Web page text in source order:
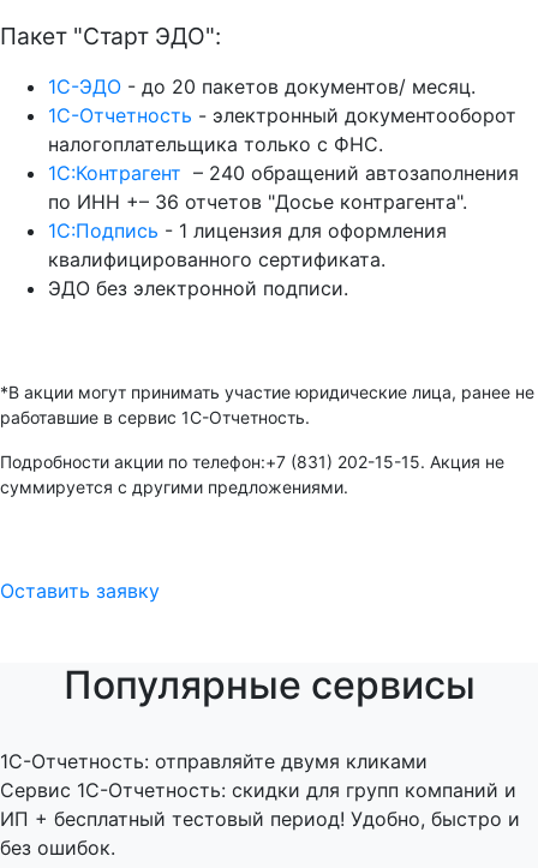
Пакет "Старт ЭДО":
1С-ЭДО - до 20 пакетов документов/ месяц.
1С-Отчетность - электронный документооборот
налогоплательщика только с ФНС.
1С:Контрагент – 240 обращений автозаполнения
по ИНН +– 36 отчетов "Досье контрагента".
1С:Подпись - 1 лицензия для оформления
квалифицированного сертификата.
ЭДО без электронной подписи.
*В акции могут принимать участие юридические лица, ранее не
работавшие в сервис 1С-Отчетность.
Подробности акции по телефон:+7 (831) 202-15-15. Акция не
суммируется с другими предложениями.
Оставить заявку
Популярные сервисы
1C-Отчетность: отправляйте двумя кликами
Сервис 1С-Отчетность: скидки для групп компаний и
ИП + бесплатный тестовый период! Удобно, быстро и
без ошибок.